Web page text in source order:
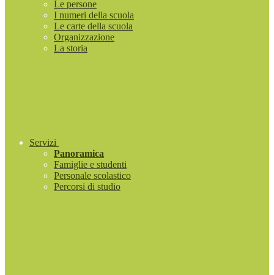
Le persone
I numeri della scuola
Le carte della scuola
Organizzazione
La storia
Servizi
Panoramica
Famiglie e studenti
Personale scolastico
Percorsi di studio